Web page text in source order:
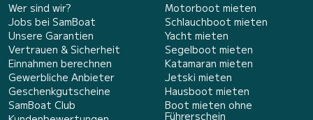
Wer sind wir?
Jobs bei SamBoat
Unsere Garantien
Vertrauen & Sicherheit
Einnahmen berechnen
Gewerbliche Anbieter
Geschenkgutscheine
SamBoat Club
Motorboot mieten
Schlauchboot mieten
Yacht mieten
Segelboot mieten
Katamaran mieten
Jetski mieten
Hausboot mieten
Boot mieten ohne
Führerschein